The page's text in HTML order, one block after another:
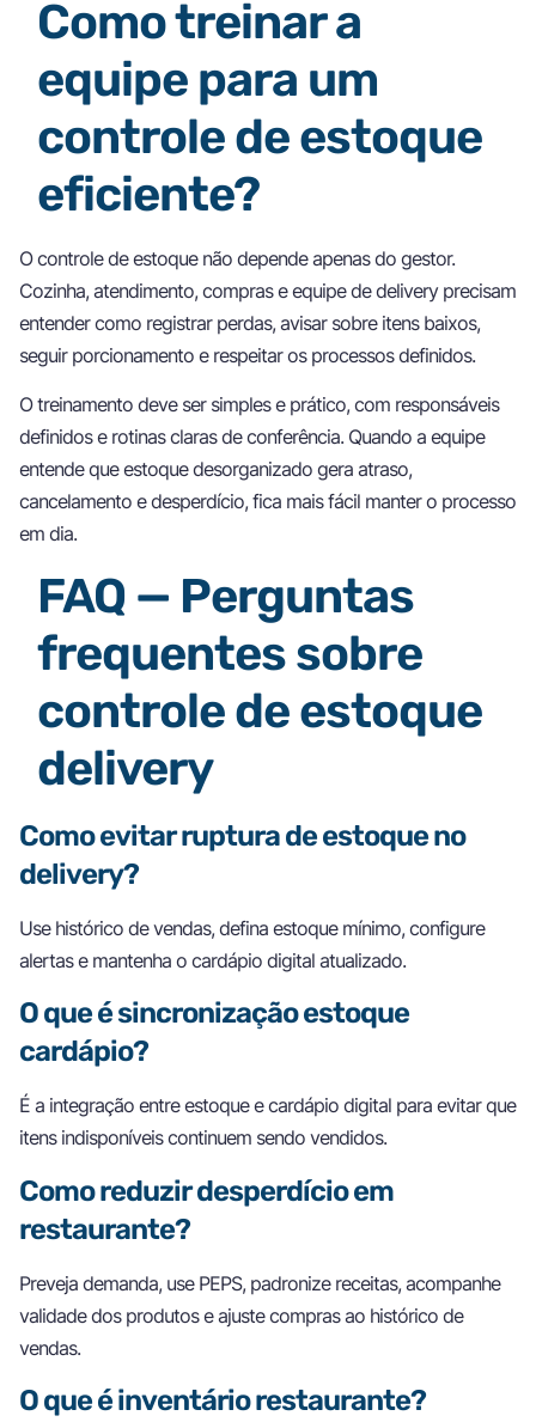
Como treinar a
equipe para um
controle de estoque
eficiente?
O controle de estoque não depende apenas do gestor.
Cozinha, atendimento, compras e equipe de delivery precisam
entender como registrar perdas, avisar sobre itens baixos,
seguir porcionamento e respeitar os processos definidos.
O treinamento deve ser simples e prático, com responsáveis
definidos e rotinas claras de conferência. Quando a equipe
entende que estoque desorganizado gera atraso,
cancelamento e desperdício, fica mais fácil manter o processo
em dia.
FAQ — Perguntas
frequentes sobre
controle de estoque
delivery
Como evitar ruptura de estoque no
delivery?
Use histórico de vendas, defina estoque mínimo, configure
alertas e mantenha o cardápio digital atualizado.
O que é sincronização estoque
cardápio?
É a integração entre estoque e cardápio digital para evitar que
itens indisponíveis continuem sendo vendidos.
Como reduzir desperdício em
restaurante?
Preveja demanda, use PEPS, padronize receitas, acompanhe
validade dos produtos e ajuste compras ao histórico de
vendas.
O que é inventário restaurante?